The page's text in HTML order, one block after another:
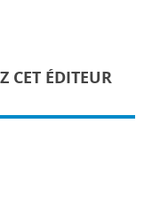
CET ÉDITEUR